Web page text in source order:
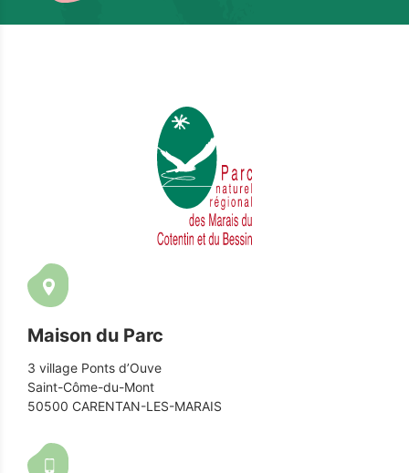
Maison du Parc
3 village Ponts d’Ouve
Saint-Côme-du-Mont
50500 CARENTAN-LES-MARAIS